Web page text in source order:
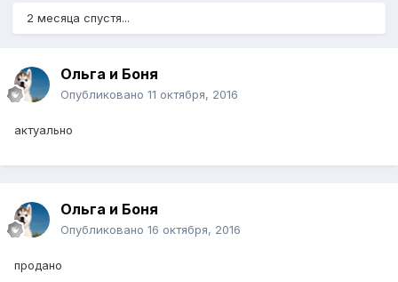
2 месяца спустя...
Ольга и Боня
Опубликовано 11 октября, 2016
актуально
Ольга и Боня
Опубликовано 16 октября, 2016
продано